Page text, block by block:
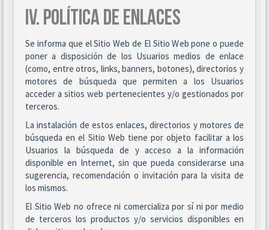
IV. POLÍTICA DE ENLACES
Se informa que el Sitio Web de El Sitio Web pone o puede
poner a disposición de los Usuarios medios de enlace
(como, entre otros, links, banners, botones), directorios y
motores de búsqueda que permiten a los Usuarios
acceder a sitios web pertenecientes y/o gestionados por
terceros.
La instalación de estos enlaces, directorios y motores de
búsqueda en el Sitio Web tiene por objeto facilitar a los
Usuarios la búsqueda de y acceso a la información
disponible en Internet, sin que pueda considerarse una
sugerencia, recomendación o invitación para la visita de
los mismos.
El Sitio Web no ofrece ni comercializa por sí ni por medio
de terceros los productos y/o servicios disponibles en